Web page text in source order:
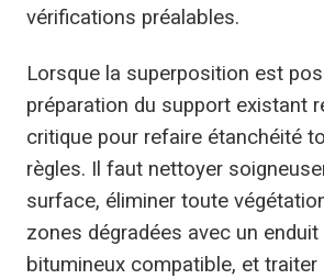
vérifications préalables.
Lorsque la superposition est
préparation du support existant
critique pour refaire étanchéité
règles. Il faut nettoyer
surface, éliminer toute
zones dégradées avec un enduit
bitumineux compatible, et